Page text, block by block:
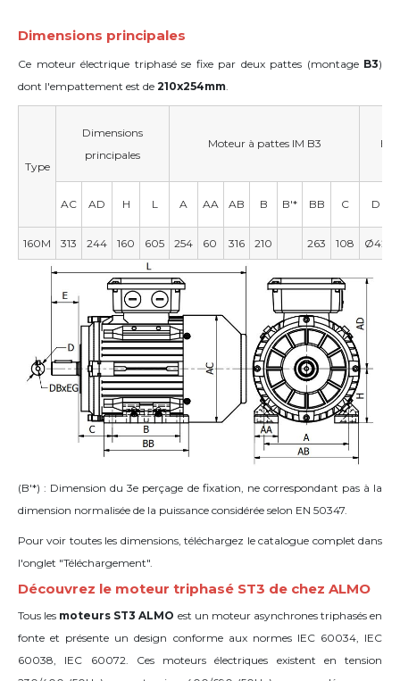
Dimensions principales
Ce moteur électrique triphasé se fixe par deux pattes (montage B3)
dont l'empattement est de 210x254mm
Type
Dimensions
principales
Moteur à pattes IM B3
AC AD H L A AA AB B B'* BB C D
160M 313 244 160 605 254 60 316 210 263 108 Ø42
(B'*) : Dimension du 3e perçage de fixation, ne correspondant pas à la
dimension normalisée de la puissance considérée selon EN 50347.
Pour voir toutes les dimensions, téléchargez le catalogue complet dans
l'onglet "Téléchargement".
Découvrez le moteur triphasé ST3 de chez ALMO
Tous les moteurs ST3 ALMO est un moteur asynchrones triphasés en
fonte et présente un design conforme aux normes IEC 60034, IEC
60038, IEC 60072. Ces moteurs électriques existent en tension